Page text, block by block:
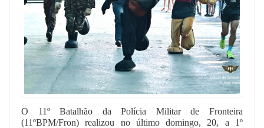
O 11º Batalhão da Polícia Militar de Fronteira
(11ºBPM/Fron) realizou no último domingo, 20, a 1º